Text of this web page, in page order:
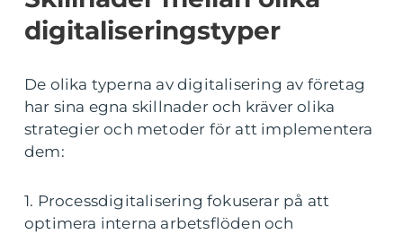
digitaliseringstyper
De olika typerna av digitalisering av företag
har sina egna skillnader och kräver olika
strategier och metoder för att implementera
dem:
1. Processdigitalisering fokuserar på att
optimera interna arbetsflöden och